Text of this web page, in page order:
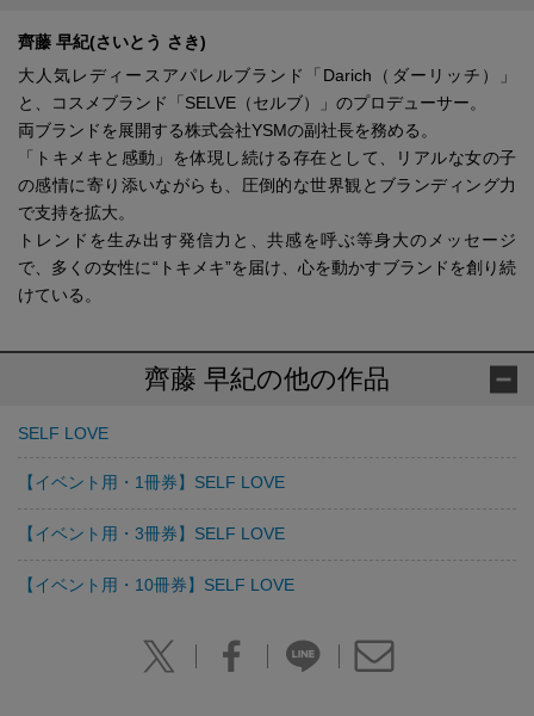
齊藤 早紀(さいとう さき)
大人気レディースアパレルブランド「Darich（ダーリッチ）」
と、コスメブランド「SELVE（セルブ）」のプロデューサー。
両ブランドを展開する株式会社YSMの副社長を務める。
「トキメキと感動」を体現し続ける存在として、リアルな女の子
の感情に寄り添いながらも、圧倒的な世界観とブランディング力
で支持を拡大。
トレンドを生み出す発信力と、共感を呼ぶ等身大のメッセージ
で、多くの女性に“トキメキ”を届け、心を動かすブランドを創り続
けている。
齊藤 早紀の他の作品
SELF LOVE
【イベント用・1冊券】SELF LOVE
【イベント用・3冊券】SELF LOVE
【イベント用・10冊券】SELF LOVE